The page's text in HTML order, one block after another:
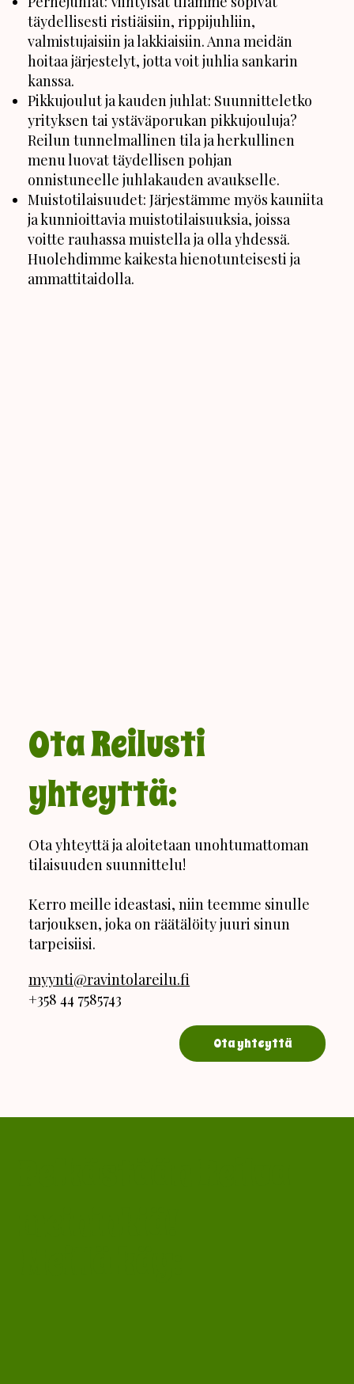
täydellisesti ristiäisiin, rippijuhliin,
valmistujaisiin ja lakkiaisiin. Anna meidän
hoitaa järjestelyt, jotta voit juhlia sankarin
kanssa.
Pikkujoulut ja kauden juhlat: Suunnitteletko
yrityksen tai ystäväporukan pikkujouluja?
Reilun tunnelmallinen tila ja herkullinen
menu luovat täydellisen pohjan
onnistuneelle juhlakauden avaukselle.
Muistotilaisuudet: Järjestämme myös kauniita
ja kunnioittavia muistotilaisuuksia, joissa
voitte rauhassa muistella ja olla yhdessä.
Huolehdimme kaikesta hienotunteisesti ja
ammattitaidolla.
Ota Reilusti
yhteyttä:
Ota yhteyttä ja aloitetaan unohtumattoman
tilaisuuden suunnittelu!
Kerro meille ideastasi, niin teemme sinulle
tarjouksen, joka on räätälöity juuri sinun
tarpeisiisi.
myynti@ravintolareilu.fi
+358 44 7585743
Ota yhteyttä